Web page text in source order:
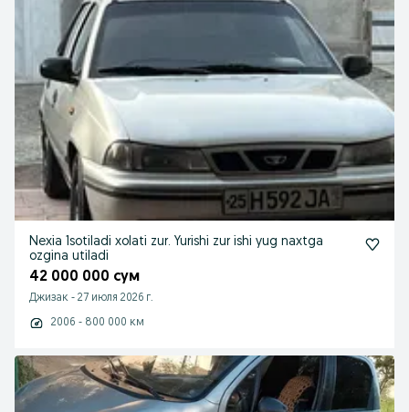
Nexia 1sotiladi xolati zur. Yurishi zur ishi yug naxtga
ozgina utiladi
42 000 000 сум
Джизак - 27 июля 2026 г.
2006 - 800 000 км